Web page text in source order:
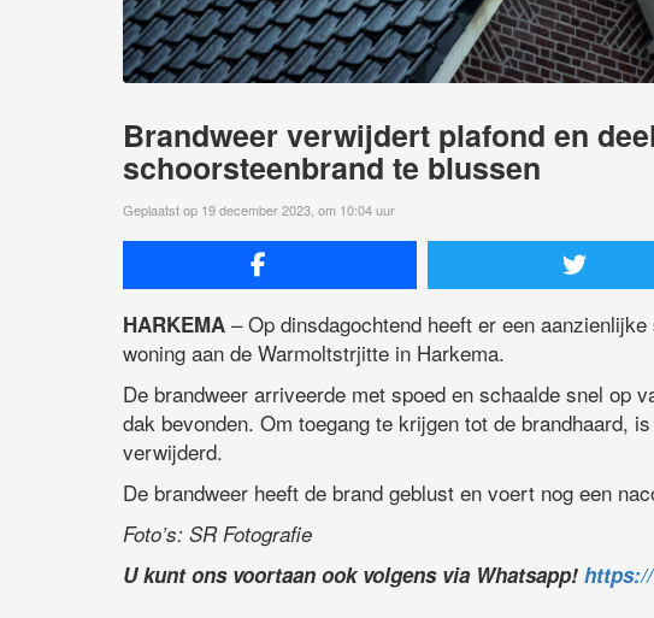
Brandweer verwijdert plafond en
schoorsteenbrand te blussen
Geplaatst op 19 december 2023, om 10:04 uur
HARKEMA – Op dinsdagochtend heeft er een
woning aan de Warmoltstrjitte in Harkema.
De brandweer arriveerde met spoed en schaalde snel op
dak bevonden. Om toegang te krijgen tot de brandhaard,
verwijderd.
De brandweer heeft de brand geblust en voert nog een
Foto’s: SR Fotografie
U kunt ons voortaan ook volgens via Whatsapp!